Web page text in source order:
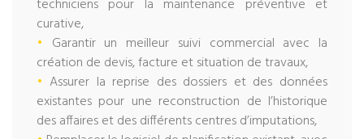
techniciens pour la maintenance préventive et
curative,
• Garantir un meilleur suivi commercial avec la
création de devis, facture et situation de travaux,
• Assurer la reprise des dossiers et des données
existantes pour une reconstruction de l’historique
des affaires et des différents centres d’imputations,